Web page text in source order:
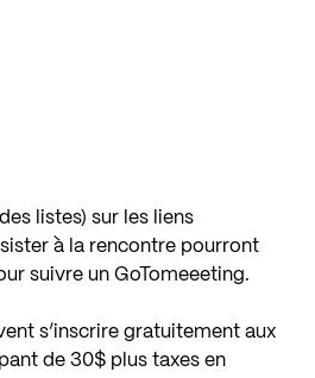
listes) sur les liens
à la rencontre pourront
suivre un GoTomeeeting.
s’inscrire gratuitement aux
de 30$ plus taxes en